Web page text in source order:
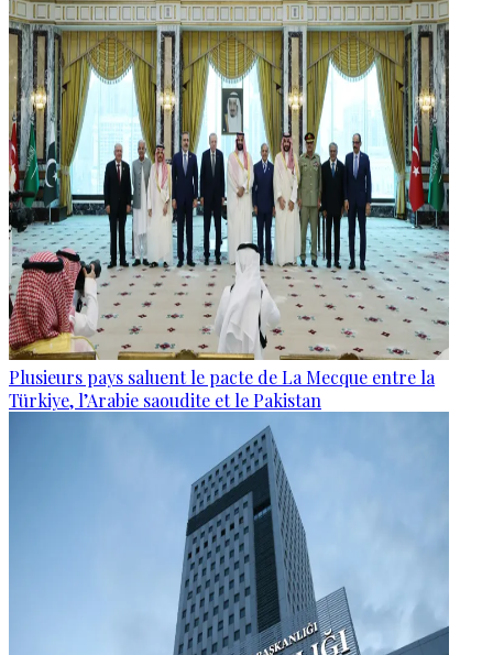
Plusieurs pays saluent le pacte de La Mecque entre la
Türkiye, l’Arabie saoudite et le Pakistan